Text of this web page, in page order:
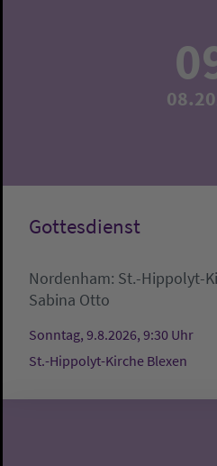
Gottesdienst
Nordenham: St.-Hippolyt-
Sabina Otto
Sonntag, 9.8.2026, 9:30 Uhr
St.-Hippolyt-Kirche Blexen